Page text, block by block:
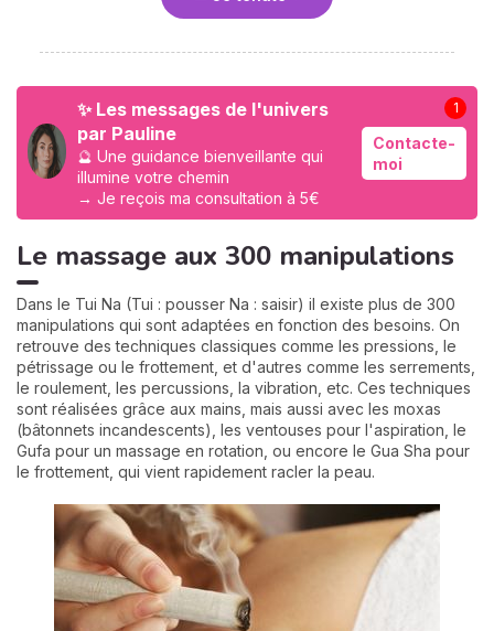
✨ Les messages de l'univers
par Pauline
🔮 Une guidance bienveillante qui
illumine votre chemin
→ Je reçois ma consultation à 5€
Contacte-
moi
1
Le massage aux 300 manipulations
Dans le Tui Na (Tui : pousser Na : saisir) il existe plus de 300
manipulations qui sont adaptées en fonction des besoins. On
retrouve des techniques classiques comme les pressions, le
pétrissage ou le frottement, et d'autres comme les serrements,
le roulement, les percussions, la vibration, etc. Ces techniques
sont réalisées grâce aux mains, mais aussi avec les moxas
(bâtonnets incandescents), les ventouses pour l'aspiration, le
Gufa pour un massage en rotation, ou encore le Gua Sha pour
le frottement, qui vient rapidement racler la peau.